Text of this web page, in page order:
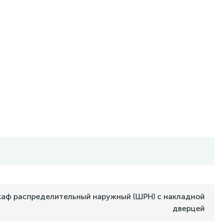
распределительный наружный (ШРН) с накладной
дверцей